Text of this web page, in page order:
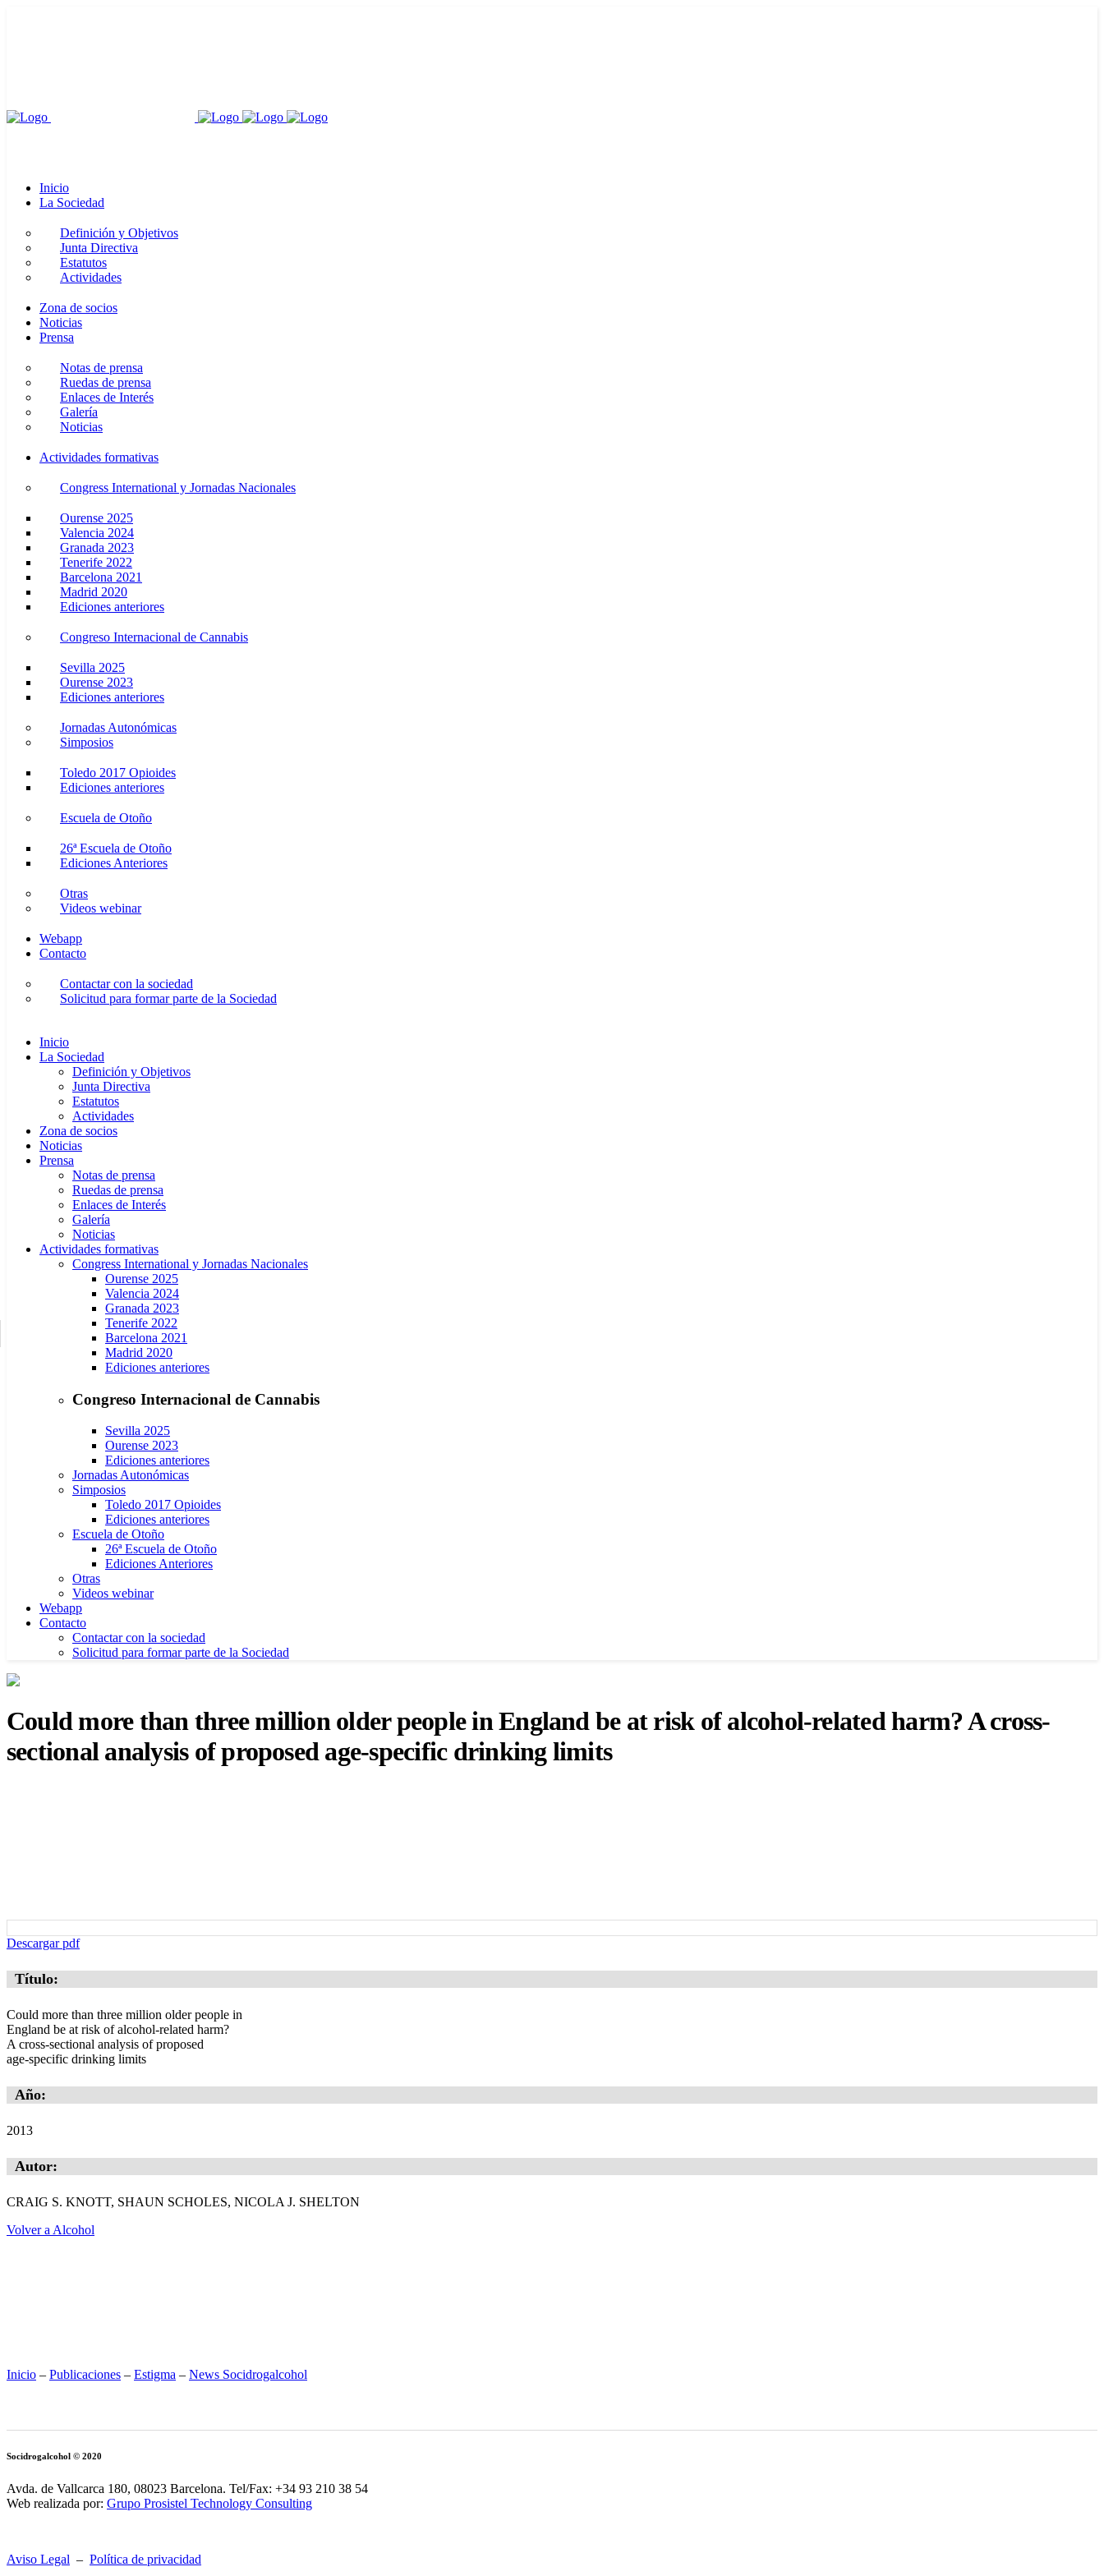
Inicio
La Sociedad
Definición y Objetivos
Junta Directiva
Estatutos
Actividades
Zona de socios
Noticias
Prensa
Notas de prensa
Ruedas de prensa
Enlaces de Interés
Galería
Noticias
Actividades formativas
Congress International y Jornadas Nacionales
Ourense 2025
Valencia 2024
Granada 2023
Tenerife 2022
Barcelona 2021
Madrid 2020
Ediciones anteriores
Congreso Internacional de Cannabis
Sevilla 2025
Ourense 2023
Ediciones anteriores
Jornadas Autonómicas
Simposios
Toledo 2017 Opioides
Ediciones anteriores
Escuela de Otoño
26ª Escuela de Otoño
Ediciones Anteriores
Otras
Videos webinar
Webapp
Contacto
Contactar con la sociedad
Solicitud para formar parte de la Sociedad
Inicio
La Sociedad
Definición y Objetivos
Junta Directiva
Estatutos
Actividades
Zona de socios
Noticias
Prensa
Notas de prensa
Ruedas de prensa
Enlaces de Interés
Galería
Noticias
Actividades formativas
Congress International y Jornadas Nacionales
Ourense 2025
Valencia 2024
Granada 2023
Tenerife 2022
Barcelona 2021
Madrid 2020
Ediciones anteriores
Congreso Internacional de Cannabis
Sevilla 2025
Ourense 2023
Ediciones anteriores
Jornadas Autonómicas
Simposios
Toledo 2017 Opioides
Ediciones anteriores
Escuela de Otoño
26ª Escuela de Otoño
Ediciones Anteriores
Otras
Videos webinar
Webapp
Contacto
Contactar con la sociedad
Solicitud para formar parte de la Sociedad
Could more than three million older people in England be at risk of alcohol-related harm? A cross-
sectional analysis of proposed age-specific drinking limits
Descargar pdf
Título:
Could more than three million older people in
England be at risk of alcohol-related harm?
A cross-sectional analysis of proposed
age-specific drinking limits
Año:
2013
Autor:
CRAIG S. KNOTT, SHAUN SCHOLES, NICOLA J. SHELTON
Volver a Alcohol
Inicio – Publicaciones – Estigma – News Socidrogalcohol
Socidrogalcohol © 2020
Avda. de Vallcarca 180, 08023 Barcelona. Tel/Fax: +34 93 210 38 54
Web realizada por: Grupo Prosistel Technology Consulting
Aviso Legal – Política de privacidad